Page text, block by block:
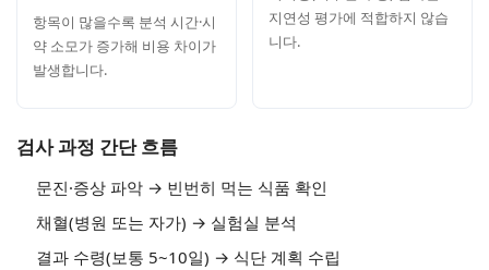
항목이 많을수록 분석 시간·시
약 소모가 증가해 비용 차이가
발생합니다.
지연성 평가에 적합하지 않습
니다.
검사 과정 간단 흐름
문진·증상 파악 → 빈번히 먹는 식품 확인
채혈(병원 또는 자가) → 실험실 분석
결과 수령(보통 5~10일) → 식단 계획 수립